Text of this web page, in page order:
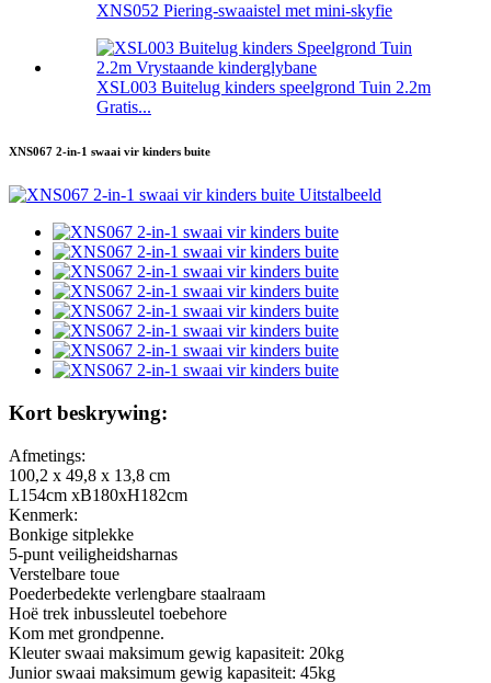
XNS052 Piering-swaaistel met mini-skyfie
XSL003 Buitelug kinders speelgrond Tuin 2.2m
Gratis...
XNS067 2-in-1 swaai vir kinders buite
Kort beskrywing:
Afmetings:
100,2 x 49,8 x 13,8 cm
L154cm xB180xH182cm
Kenmerk:
Bonkige sitplekke
5-punt veiligheidsharnas
Verstelbare toue
Poederbedekte verlengbare staalraam
Hoë trek inbussleutel toebehore
Kom met grondpenne.
Kleuter swaai maksimum gewig kapasiteit: 20kg
Junior swaai maksimum gewig kapasiteit: 45kg